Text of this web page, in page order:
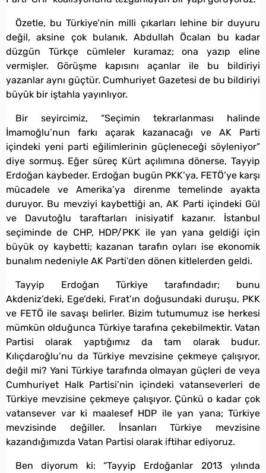
Özetle, bu Türkiye’nin milli çıkarları lehine bir duyuru
değil, aksine çok bulanık. Abdullah Öcalan bu kadar
düzgün Türkçe cümleler kuramaz; ona yazıp eline
vermişler. Görüşme kapısını açanlar ile bu bildiriyi
yazanlar aynı güçtür. Cumhuriyet Gazetesi de bu bildiriyi
büyük bir iştahla yayınlıyor.
Bir seyircimiz, “Seçimin tekrarlanması halinde
İmamoğlu’nun farkı açarak kazanacağı ve AK Parti
içindeki yeni parti eğilimlerinin güçleneceği söyleniyor”
diye sormuş. Eğer süreç Kürt açılımına dönerse, Tayyip
Erdoğan kaybeder. Erdoğan bugün PKK’ya, FETÖ’ye karşı
mücadele ve Amerika’ya direnme temelinde ayakta
duruyor. Bu mevziyi kaybettiği an, AK Parti içindeki Gül
ve Davutoğlu taraftarları inisiyatif kazanır. İstanbul
seçiminde de CHP, HDP/PKK ile yan yana geldiği için
büyük oy kaybetti; kazanan tarafın oyları ise ekonomik
bunalım nedeniyle AK Parti’den dönen kitlelerden geldi.
Tayyip Erdoğan Türkiye tarafındadır; bunu
Akdeniz’deki, Ege’deki, Fırat’ın doğusundaki duruşu, PKK
ve FETÖ ile savaşı belirler. Bizim tutumumuz ise herkesi
mümkün olduğunca Türkiye tarafına çekebilmektir. Vatan
Partisi olarak yaptığımız da tam olarak budur.
Kılıçdaroğlu’nu da Türkiye mevzisine çekmeye çalışıyor,
değil mi? Yani Türkiye tarafında olmayan güçleri de veya
Cumhuriyet Halk Partisi’nin içindeki vatanseverleri de
Türkiye mevzisine çekmeye çalışıyor. Çünkü o kadar çok
vatansever var ki maalesef HDP ile yan yana; Türkiye
mevzisinde değiller. İnsanları Türkiye mevzisine
kazandığımızda Vatan Partisi olarak iftihar ediyoruz.
Ben diyorum ki: “Tayyip Erdoğanlar 2013 yılında